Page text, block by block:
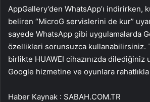
AppGallery’den WhatsApp’ı indirirken,
beliren “MicroG servislerini de kur”
sayede WhatsApp gibi uygulamalarda
özellikleri sorunsuzca kullanabilirsiniz.
birlikte HUAWEI cihazınızda dilediğiniz
Google hizmetine ve oyunlara
Haber Kaynak : SABAH.COM.TR